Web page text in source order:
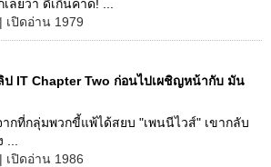
ลยว่า ดีเกินคาด! ...
เปิดอ่าน 1979
ป IT Chapter Two ก่อนไปเผชิญหน้ากับ มัน
ากที่กลุ่มพวกขี้แพ้ได้สยบ "เพนนีไวส์" เขากลับ
เปิดอ่าน 1986